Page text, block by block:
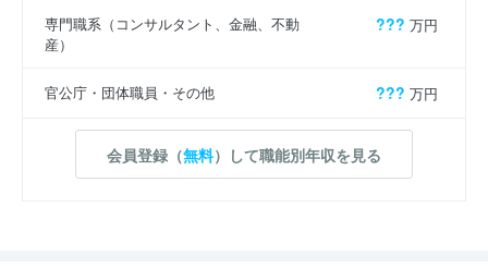
専門職系（コンサルタント、金融、不動
産）
??? 万円
官公庁・団体職員・その他 ??? 万円
会員登録（無料）して職能別年収を見る